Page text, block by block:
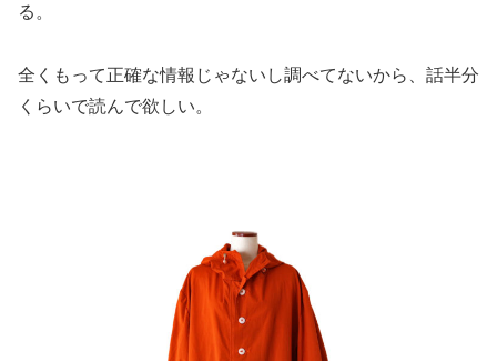
る。
全くもって正確な情報じゃないし調べてないから、話半分
くらいで読んで欲しい。